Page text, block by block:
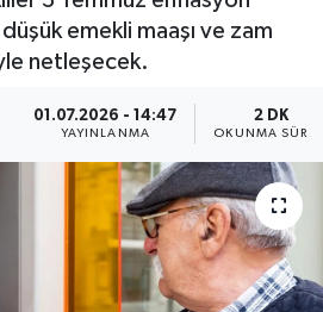
emekli maaşı ve zam
netleşecek.
01.07.2026 - 14:47
YAYINLANMA
2 DK
OKUNMA